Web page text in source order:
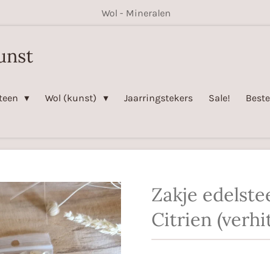
Wol - Mineralen
Wol (kunst) Jaarringstekers Sale!
Zakje
Citrien